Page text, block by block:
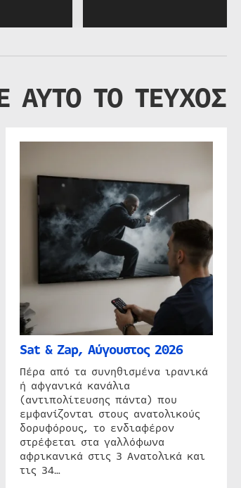
ΑΥΤΟ ΤΟ ΤΕΥΧΟΣ
Sat & Zap, Αύγουστος 2026
Πέρα από τα συνηθισμένα ιρανικά
ή αφγανικά κανάλια
(αντιπολίτευσης πάντα) που
εμφανίζονται στους ανατολικούς
δορυφόρους, το ενδιαφέρον
στρέφεται στα γαλλόφωνα
αφρικανικά στις 3 Ανατολικά και
τις 34…